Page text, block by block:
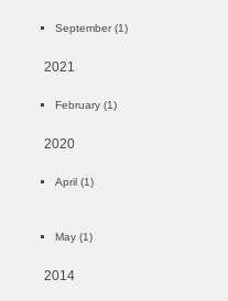
September (1)
2021
February (1)
2020
April (1)
May (1)
2014